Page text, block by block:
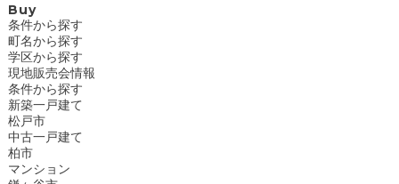
Buy
条件から探す
町名から探す
学区から探す
現地販売会情報
条件から探す
新築一戸建て
松戸市
中古一戸建て
柏市
マンション